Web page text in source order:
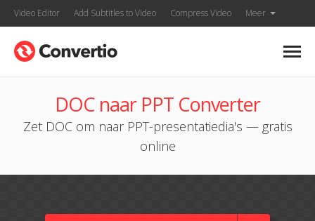
Video Editor Add Subtitles to Video Compress Video Meer
DOC naar PPT Converter
Zet DOC om naar PPT-presentatiedia's — gratis
online